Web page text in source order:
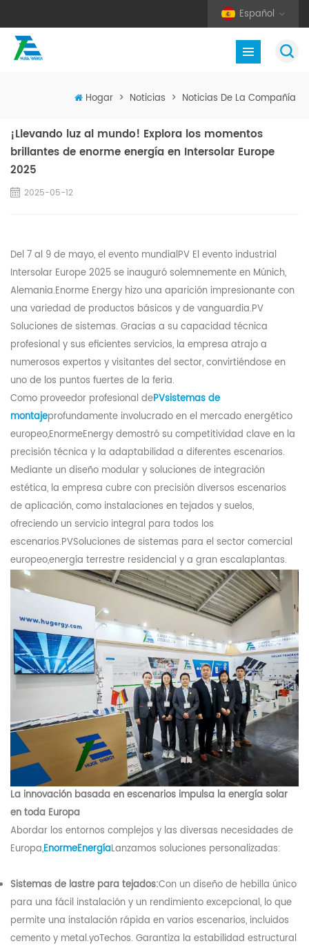
Español
Hogar > Noticias > Noticias De La Compañía
¡Llevando luz al mundo! Explora los momentos
brillantes de enorme energía en Intersolar Europe
2025
2025-05-12
Del 7 al 9 de mayo, el evento mundialPV El evento industrial
Intersolar Europe 2025 se inauguró solemnemente en Múnich,
Alemania.Enorme Energy hizo una aparición impresionante con
una variedad de productos básicos y de vanguardia.PV
Soluciones de sistemas. Gracias a su capacidad técnica
profesional y sus eficientes servicios, la empresa atrajo a
numerosos expertos y visitantes del sector, convirtiéndose en
uno de los puntos fuertes de la feria.
Como proveedor profesional dePVsistemas de
montajeprofundamente involucrado en el mercado energético
europeo,EnormeEnergy demostró su competitividad clave en la
precisión técnica y la adaptabilidad a diferentes escenarios.
Mediante un diseño modular y soluciones de integración
estética, la empresa cubre con precisión diversos escenarios
de aplicación, como instalaciones en tejados y suelos,
ofreciendo un servicio integral para todos los
escenarios.PVSoluciones de sistemas para el sector comercial
europeo,energía terrestre residencial y a gran escalaplantas.
La innovación basada en escenarios impulsa la energía solar
en toda Europa
Abordar los entornos complejos y las diversas necesidades de
Europa,EnormeEnergíaLanzamos soluciones personalizadas:
Sistemas de lastre para tejados:Con un diseño de hebilla único
para una fácil instalación y un rendimiento excepcional, lo que
permite una instalación rápida en varios escenarios, incluidos
cemento y metal.yoTechos. Garantiza la estabilidad estructural